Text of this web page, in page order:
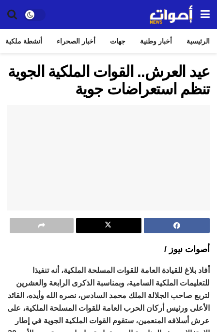
الرئيسية أخبار وطنية جهات أخبار الصحراء أنشطة ملكية
عيد العرش.. القوات الملكية الجوية
تنظم استعراضات جوية
أصوات نيوز /
أفاد بلاغ للقيادة العامة للقوات المسلحة الملكية، أنه تنفيذا
للتعليمات الملكية السامية، وبمناسبة الذكرى الرابعة والعشرين
لتربع صاحب الجلالة الملك محمد السادس، نصره الله وأيده، القائد
الأعلى ورئيس أركان الحرب العامة للقوات المسلحة الملكية، على
عرش أسلافه المنعمين، ستقوم القوات الملكية الجوية في إطار